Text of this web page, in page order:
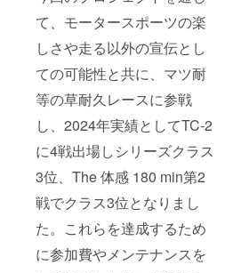
て、モータースポーツの楽
しさや走る以外の宣伝とし
ての可能性と共に、マツ耐
等の草耐久レースに参戦
し、2024年実績としてTC-2
に4戦出場しシリーズクラス
3位、The 体感 180 min第2
戦でクラス3位となりまし
た。これらを達成するため
に参加費やメンテナンスを